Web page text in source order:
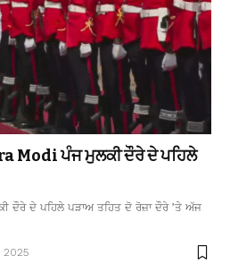
Modi ਪੰਜ ਮੁਲਕੀ ਦੌਰੇ ਦੇ ਪਹਿਲੇ
ਦੌਰੇ ਦੇ ਪਹਿਲੇ ਪੜਾਅ ਤਹਿਤ ਦੋ ਰੋਜ਼ਾ ਦੌਰੇ ’ਤੇ ਅੱਜ
2025